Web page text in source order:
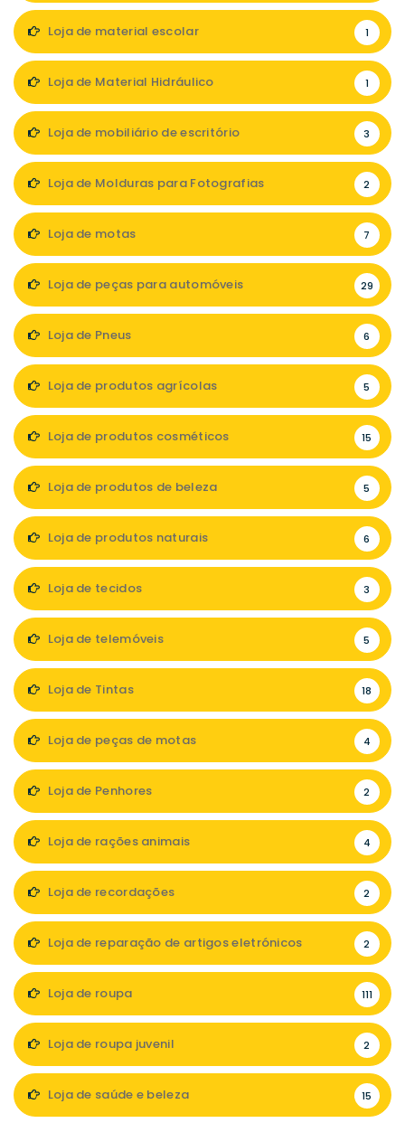
Loja de material escolar 1
Loja de Material Hidráulico 1
Loja de mobiliário de escritório 3
Loja de Molduras para Fotografias 2
Loja de motas 7
Loja de peças para automóveis 29
Loja de Pneus 6
Loja de produtos agrícolas 5
Loja de produtos cosméticos 15
Loja de produtos de beleza 5
Loja de produtos naturais 6
Loja de tecidos 3
Loja de telemóveis 5
Loja de Tintas 18
Loja de peças de motas 4
Loja de Penhores 2
Loja de rações animais 4
Loja de recordações 2
Loja de reparação de artigos eletrónicos 2
Loja de roupa 111
Loja de roupa juvenil 2
Loja de saúde e beleza 15